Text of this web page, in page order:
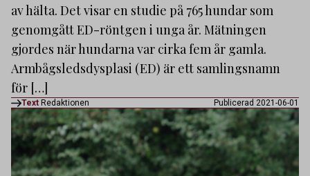
av hälta. Det visar en studie på 765 hundar som
genomgått ED-röntgen i unga år. Mätningen
gjordes när hundarna var cirka fem år gamla.
Armbågsledsdysplasi (ED) är ett samlingsnamn
för […]
Text Redaktionen Publicerad 2021-06-01